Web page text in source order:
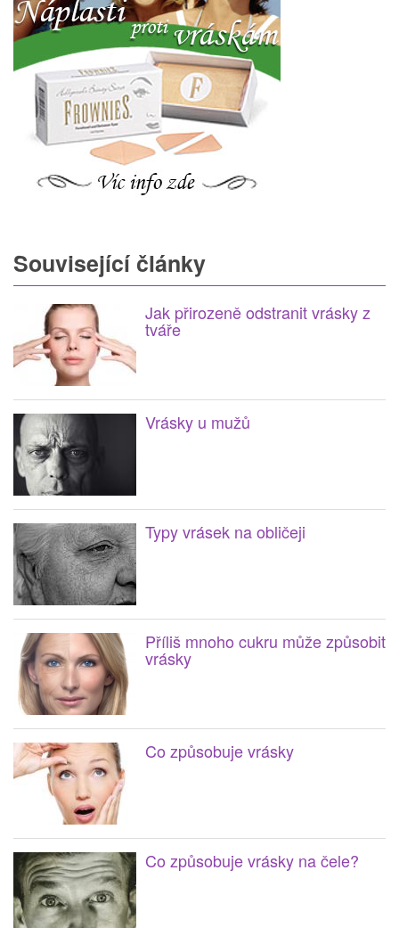
Související články
Jak přirozeně odstranit vrásky z
tváře
Vrásky u mužů
Typy vrásek na obličeji
Příliš mnoho cukru může způsobit
vrásky
Co způsobuje vrásky
Co způsobuje vrásky na čele?